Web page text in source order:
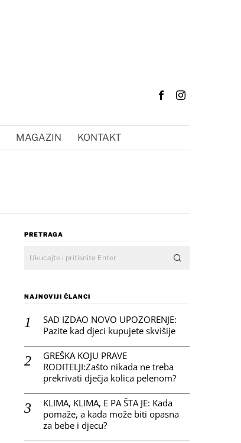
MAGAZIN KONTAKT
PRETRAGA
NAJNOVIJI ČLANCI
SAD IZDAO NOVO UPOZORENJE:
Pazite kad djeci kupujete skvišije
GREŠKA KOJU PRAVE
RODITELJI:Zašto nikada ne treba
prekrivati dječja kolica pelenom?
KLIMA, KLIMA, E PA ŠTA JE: Kada
pomaže, a kada može biti opasna
za bebe i djecu?